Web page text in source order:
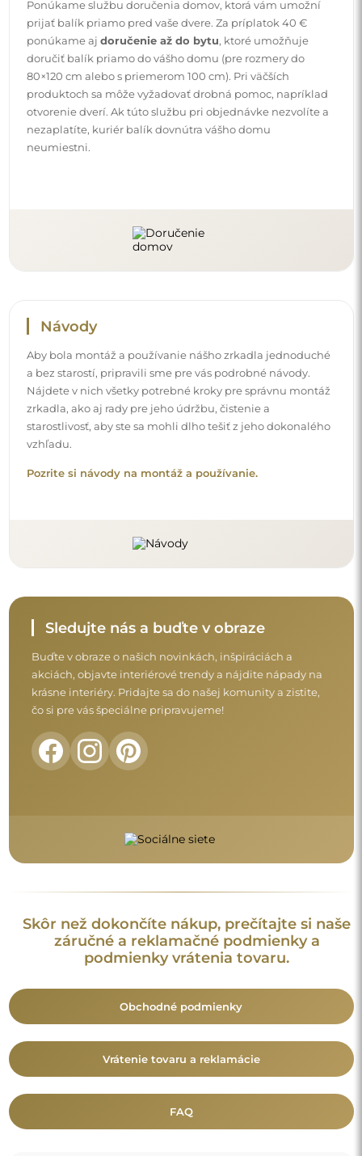
Ponúkame službu doručenia domov, ktorá vám umožní
prijať balík priamo pred vaše dvere. Za príplatok 40 €
ponúkame aj doručenie až do bytu, ktoré umožňuje
doručiť balík priamo do vášho domu (pre rozmery do
80×120 cm alebo s priemerom 100 cm). Pri väčších
produktoch sa môže vyžadovať drobná pomoc, napríklad
otvorenie dverí. Ak túto službu pri objednávke nezvolíte a
nezaplatíte, kuriér balík dovnútra vášho domu
neumiestni.
Návody
Aby bola montáž a používanie nášho zrkadla jednoduché
a bez starostí, pripravili sme pre vás podrobné návody.
Nájdete v nich všetky potrebné kroky pre správnu montáž
zrkadla, ako aj rady pre jeho údržbu, čistenie a
starostlivosť, aby ste sa mohli dlho tešiť z jeho dokonalého
vzhľadu.
Pozrite si návody na montáž a používanie.
Sledujte nás a buďte v obraze
Buďte v obraze o našich novinkách, inšpiráciách a
akciách, objavte interiérové trendy a nájdite nápady na
krásne interiéry. Pridajte sa do našej komunity a zistite,
čo si pre vás špeciálne pripravujeme!
Skôr než dokončíte nákup, prečítajte si naše
záručné a reklamačné podmienky a
podmienky vrátenia tovaru.
Obchodné podmienky
Vrátenie tovaru a reklamácie
FAQ